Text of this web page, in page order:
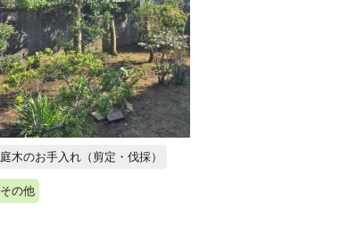
庭木のお手入れ（剪定・伐採）
その他